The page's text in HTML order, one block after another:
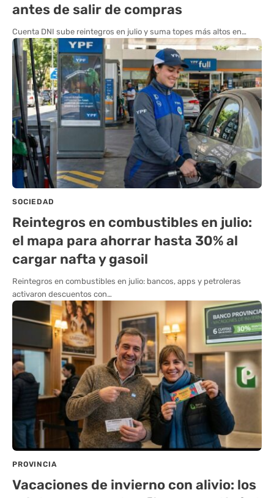
antes de salir de compras
Cuenta DNI sube reintegros en julio y suma topes más altos en…
SOCIEDAD
Reintegros en combustibles en julio:
el mapa para ahorrar hasta 30% al
cargar nafta y gasoil
Reintegros en combustibles en julio: bancos, apps y petroleras
activaron descuentos con…
PROVINCIA
Vacaciones de invierno con alivio: los